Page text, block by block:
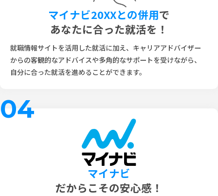
マイナビ20XXとの併用で
あなたに合った就活を！
就職情報サイトを活用した就活に加え、キャリアアドバイザー
からの客観的なアドバイスや多角的なサポートを受けながら、
自分に合った就活を進めることができます。
04
マイナビ
だからこその安心感！